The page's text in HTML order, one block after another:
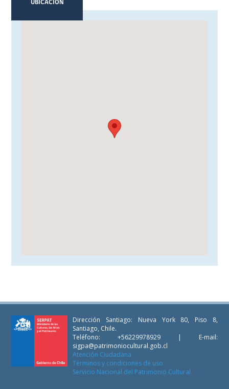
UBICACION
Dirección Santiago: Nueva York 80, Piso 8,
Santiago, Chile.
Teléfono: +56229978929 | E-mail:
sigpa@patrimoniocultural.gob.cl
Atención Ciudadana
Términos y condiciones de uso
Servicio Nacional del Patrimonio Cultural